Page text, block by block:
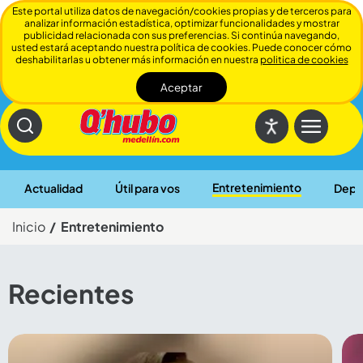
Actualidad Útil para vos Entretenimiento
Cerrar
Inicio Entretenimiento
Recientes
Este portal utiliza datos de navegación/cookies propias y de terceros para
analizar información estadística, optimizar funcionalidades y mostrar
publicidad relacionada con sus preferencias. Si continúa navegando,
usted estará aceptando nuestra política de cookies. Puede conocer cómo
deshabilitarlas u obtener más información en nuestra politica de cookies
Aceptar